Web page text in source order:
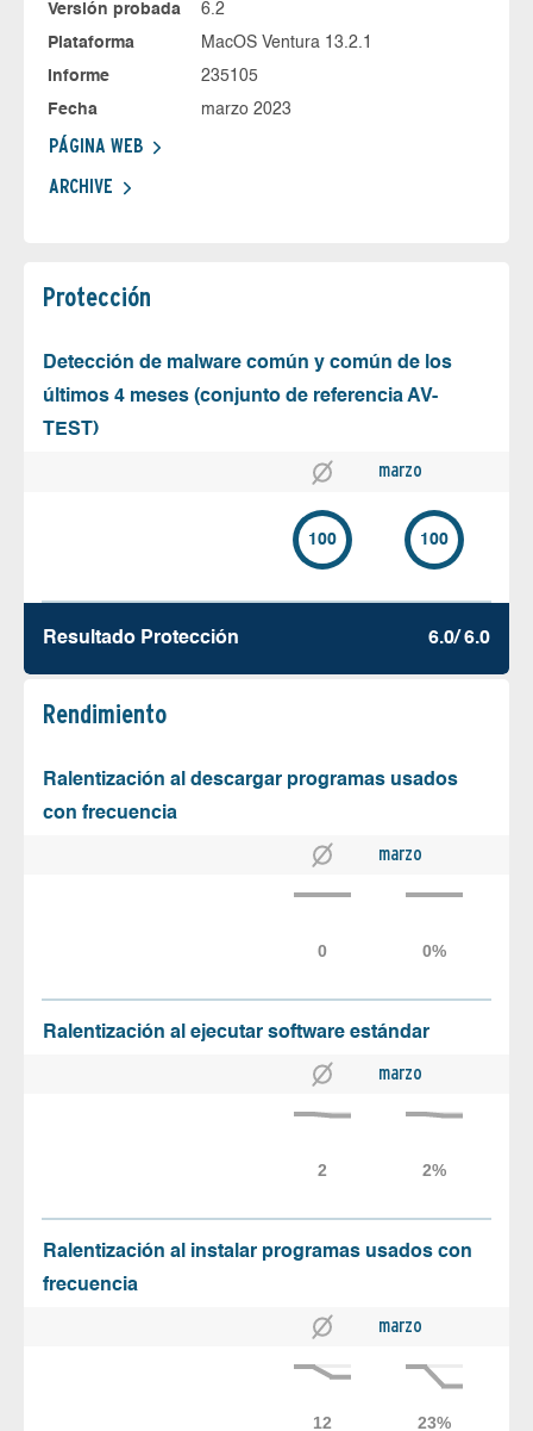
Versión probada
6.2
Plataforma
MacOS Ventura 13.2.1
Informe
235105
Fecha
marzo 2023
PÁGINA WEB
ARCHIVE
Protección
Detección de malware común y común de los
últimos 4 meses (conjunto de referencia AV-
TEST)
marzo
100 100
Resultado Protección 6.0/ 6.0
Rendimiento
Ralentización al descargar programas usados
con frecuencia
marzo
Ralentización al ejecutar software estándar
marzo
Ralentización al instalar programas usados con
frecuencia
marzo